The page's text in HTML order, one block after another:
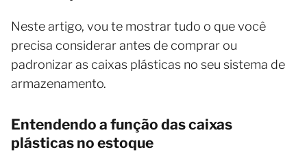
Neste artigo, vou te mostrar tudo o que você
precisa considerar antes de comprar ou
padronizar as caixas plásticas no seu sistema de
armazenamento.
Entendendo a função das caixas
plásticas no estoque